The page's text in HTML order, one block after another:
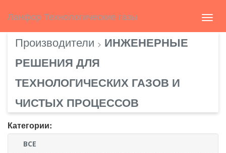
Ланфор Технологические газы
Производители > ИНЖЕНЕРНЫЕ
РЕШЕНИЯ ДЛЯ
ТЕХНОЛОГИЧЕСКИХ ГАЗОВ И
ЧИСТЫХ ПРОЦЕССОВ
Категории:
ВСЕ
english